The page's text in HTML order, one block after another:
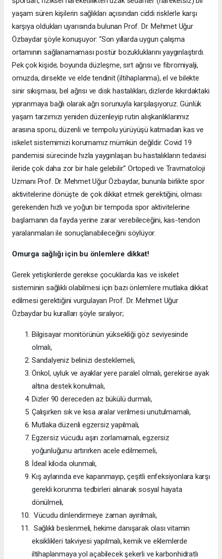
yaşam süren kişilerin sağlıkları açısından ciddi risklerle karşı
karşıya oldukları uyarısında bulunan Prof. Dr. Mehmet Uğur
Özbaydar şöyle konuşuyor: “Son yıllarda uygun çalışma
ortamının sağlanamaması postür bozukluklarını yaygınlaştırdı.
Pek çok kişide; boyunda düzleşme, sırt ağrısı ve fibromiyalji,
omuzda, dirsekte ve elde tendinit (iltihaplanma), el ve bilekte
sinir sıkışması, bel ağrısı ve disk hastalıkları, dizlerde kıkırdaktaki
yıpranmaya bağlı olarak ağrı sorunuyla karşılaşıyoruz. Günlük
yaşam tarzımızı yeniden düzenleyip rutin alışkanlıklarımız
arasına sporu, düzenli ve tempolu yürüyüşü katmadan kas ve
iskelet sistemimizi korumamız mümkün değildir. Covid 19
pandemisi sürecinde hızla yaygınlaşan bu hastalıkların tedavisi
ileride çok daha zor bir hale gelebilir.” Ortopedi ve Travmatoloji
Uzmanı Prof. Dr. Mehmet Uğur Özbaydar, bununla birlikte spor
aktivitelerine dönüşte de çok dikkat etmek gerektiğini, olması
gerekenden hızlı ve yoğun bir tempoda spor aktivitelerine
başlamanın da fayda yerine zarar verebileceğini, kas-tendon
yaralanmaları ile sonuçlanabileceğini söylüyor.
Omurga sağlığı için bu önlemlere dikkat!
Gerek yetişkinlerde gerekse çocuklarda kas ve iskelet
sisteminin sağlıklı olabilmesi için bazı önlemlere mutlaka dikkat
edilmesi gerektiğini vurgulayan Prof. Dr. Mehmet Uğur
Özbaydar bu kuralları şöyle sıralıyor;
Bilgisayar monitörünün yüksekliği göz seviyesinde
olmalı,
Sandalyeniz belinizi desteklemeli,
Önkol, uyluk ve ayaklar yere paralel olmalı, gerekirse ayak
altına destek konulmalı,
Dizler 90 dereceden az bükülü durmalı,
Çalışırken sık ve kısa aralar verilmesi unutulmamalı,
Mutlaka düzenli egzersiz yapılmalı,
Egzersiz vücudu aşırı zorlamamalı, egzersiz
yoğunluğunu artırırken acele edilmemeli,
İdeal kiloda olunmalı,
Kış aylarında eve kapanmayıp, çeşitli enfeksiyonlara karşı
gerekli korunma tedbirleri alınarak sosyal hayata
dönülmeli,
Vücudu dinlendirmeye zaman ayırılmalı,
Sağlıklı beslenmeli, hekime danışarak olası vitamin
eksiklikleri takviyesi yapılmalı, kemik ve eklemlerde
iltihaplanmaya yol açabilecek şekerli ve karbonhidratlı